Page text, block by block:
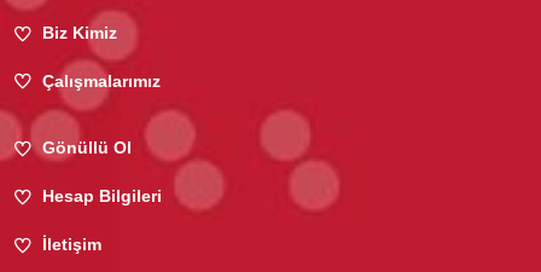
Biz Kimiz
Çalışmalarımız
Gönüllü Ol
Hesap Bilgileri
İletişim